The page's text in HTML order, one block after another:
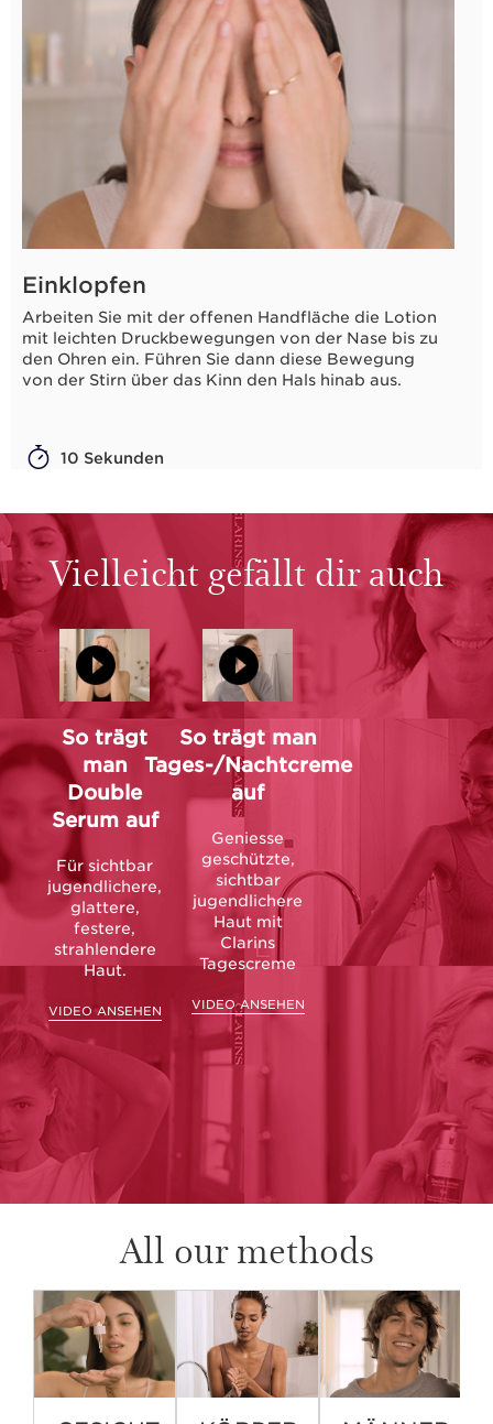
Einklopfen
Arbeiten Sie mit der offenen Handfläche die Lotion
mit leichten Druckbewegungen von der Nase bis zu
den Ohren ein. Führen Sie dann diese Bewegung
von der Stirn über das Kinn den Hals hinab aus.
10 Sekunden
Vielleicht gefällt dir auch
So trägt
man
Double
Serum auf
Für sichtbar
jugendlichere,
glattere,
festere,
strahlendere
Haut.
VIDEO ANSEHEN
So trägt man
Tages-/Nachtcreme
auf
Geniesse
geschützte,
sichtbar
jugendlichere
Haut mit
Clarins
Tagescreme
VIDEO ANSEHEN
All our methods